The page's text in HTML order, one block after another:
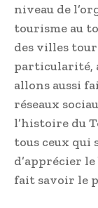
niveau de
tourisme au
des villes
particularité,
allons aussi
réseaux
l’histoire du
tous ceux qui
d’apprécier le
fait savoir le